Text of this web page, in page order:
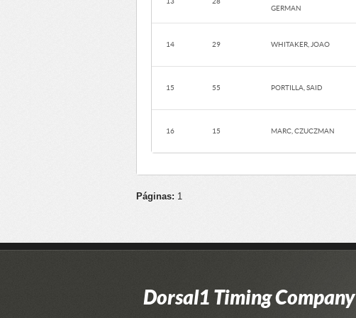
GERMAN
14 29 WHITAKER, JOAO
15 55 PORTILLA, SAID
16 15 MARC, CZUCZMAN
Páginas: 1
Dorsal1 Timing Company